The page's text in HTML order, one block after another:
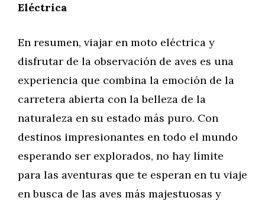
Eléctrica
En resumen, viajar en moto eléctrica y
disfrutar de la observación de aves es una
experiencia que combina la emoción de la
carretera abierta con la belleza de la
naturaleza en su estado más puro. Con
destinos impresionantes en todo el mundo
esperando ser explorados, no hay límite
para las aventuras que te esperan en tu viaje
en busca de las aves más majestuosas y